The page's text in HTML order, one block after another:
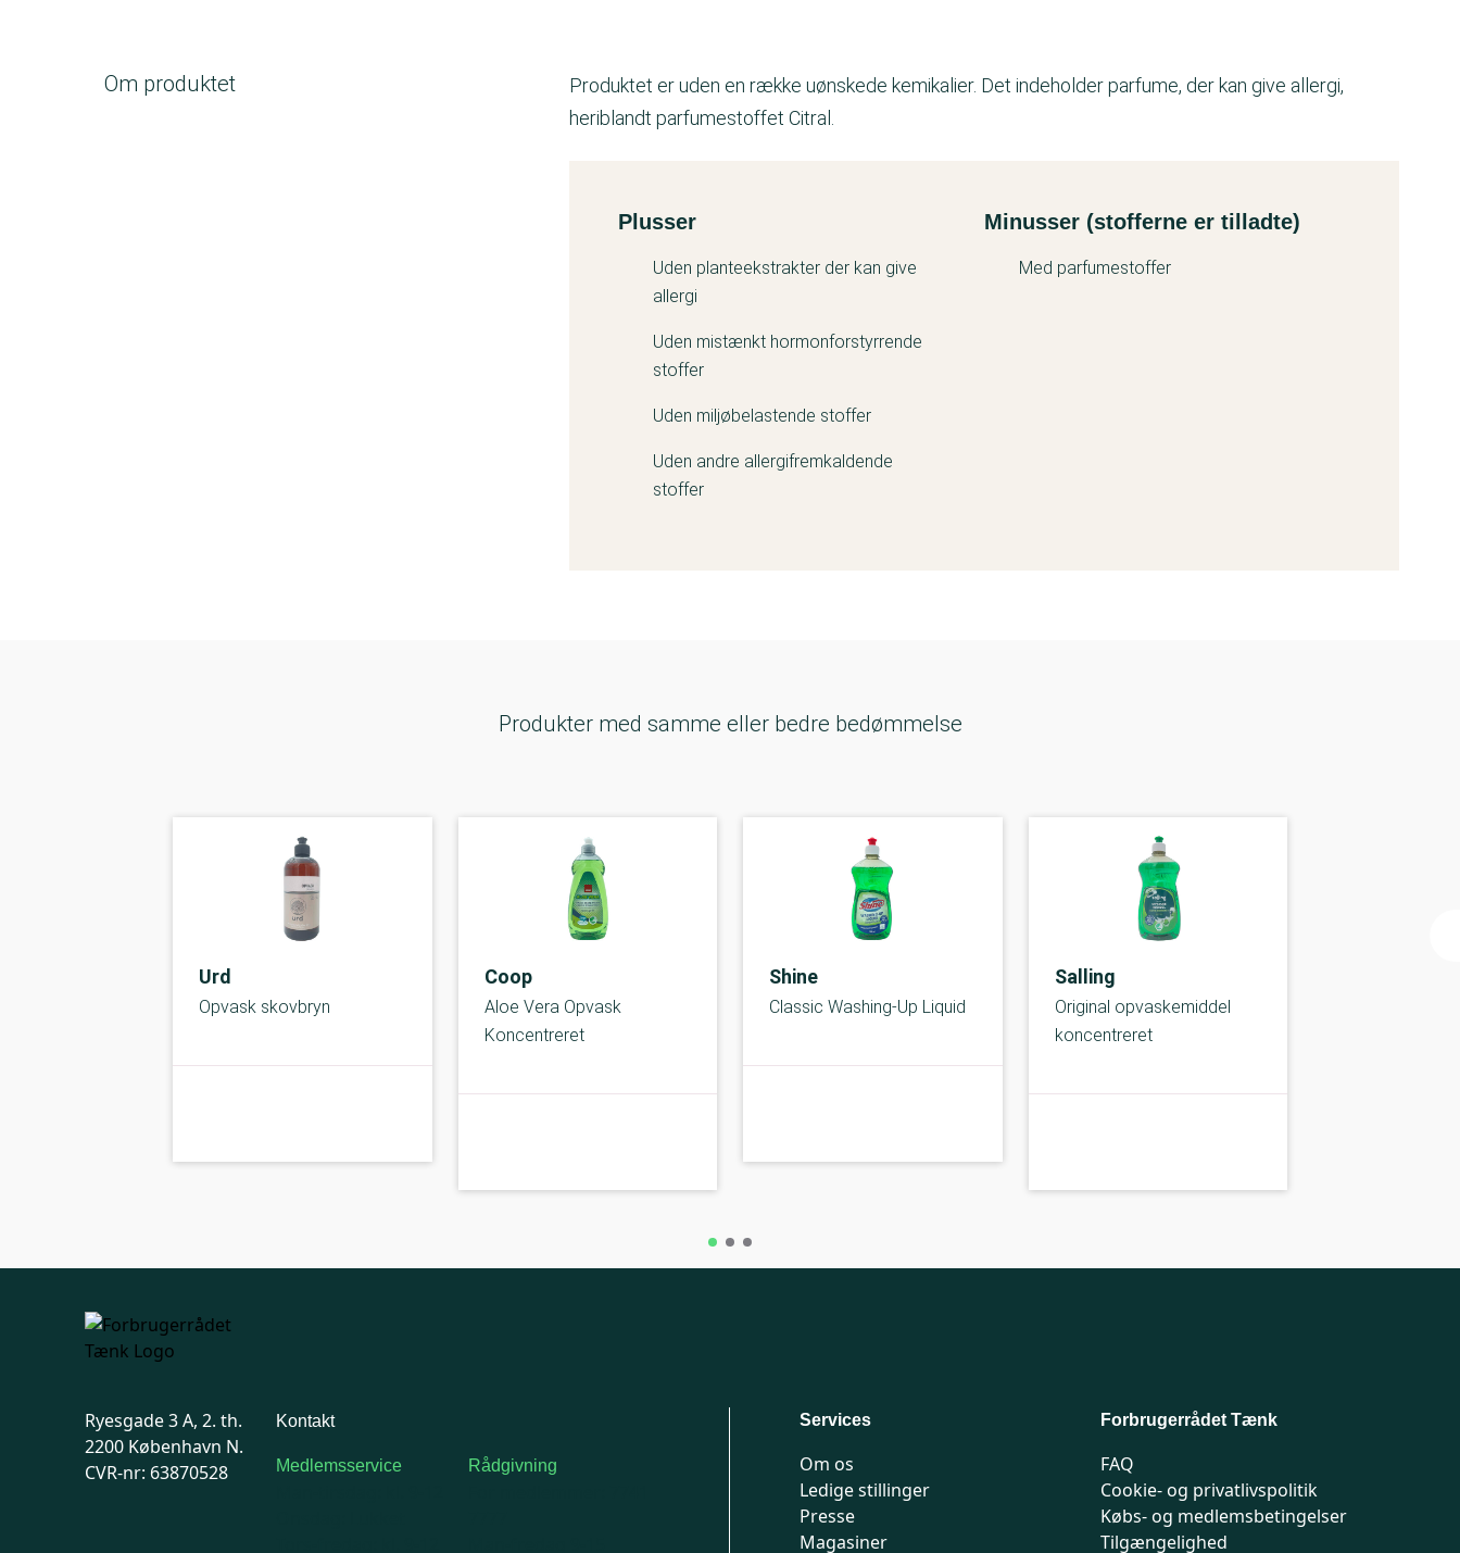
Om produktet
Produktet er uden en række uønskede kemikalier. Det indeholder parfume, der kan give allergi,
heriblandt parfumestoffet Citral.
Kemitest
Plusser Minusser (stofferne er tilladte)
Uden planteekstrakter der kan give
allergi
Uden mistænkt hormonforstyrrende
stoffer
Uden miljøbelastende stoffer
Uden andre allergifremkaldende
stoffer
Med parfumestoffer
Produkter med samme eller bedre bedømmelse
Urd
Opvask skovbryn
Coop
Aloe Vera Opvask
Koncentreret
Shine
Classic Washing-Up Liquid
Salling
Original opvaskemiddel
koncentreret
Ryesgade 3 A, 2. th.
2200 København N.
CVR-nr: 63870528
Kontakt
Medlemsservice Rådgivning
Services
Om os
Ledige stillinger
Presse
Magasiner
Forbrugerrådet Tænk
FAQ
Cookie- og privatlivspolitik
Købs- og medlemsbetingelser
Tilgængelighed